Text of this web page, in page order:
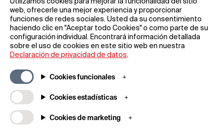
Utilizamos cookies para mejorar la funcionalidad del sitio
web, ofrecerle una mejor experiencia y proporcionar
funciones de redes sociales. Usted da su consentimiento
haciendo clic en "Aceptar todo Cookies" o como parte de su
configuración individual. Encontrará información detallada
sobre el uso de cookies en este sitio web en nuestra
Declaración de privacidad de datos.
Cookies funcionales
Cookies estadísticas
Cookies de marketing
Suscríbase a nuestra newsletter
REGÍSTRESE